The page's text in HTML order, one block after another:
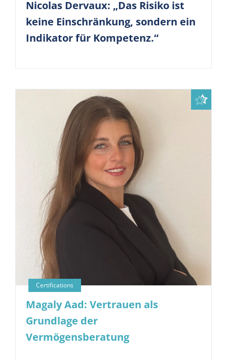
Nicolas Dervaux: „Das Risiko ist
keine Einschränkung, sondern ein
Indikator für Kompetenz.“
Magaly Aad: Vertrauen als
Grundlage der
Vermögensberatung